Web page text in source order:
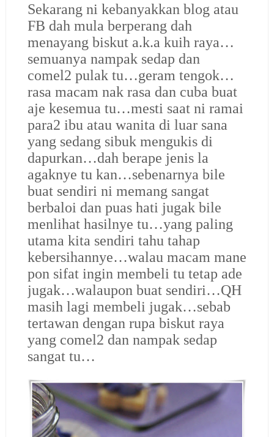
Sekarang ni kebanyakkan blog atau
FB dah mula berperang dah
menayang biskut a.k.a kuih raya…
semuanya nampak sedap dan
comel2 pulak tu…geram tengok…
rasa macam nak rasa dan cuba buat
aje kesemua tu…mesti saat ni ramai
para2 ibu atau wanita di luar sana
yang sedang sibuk mengukis di
dapurkan…dah berape jenis la
agaknye tu kan…sebenarnya bile
buat sendiri ni memang sangat
berbaloi dan puas hati jugak bile
menlihat hasilnye tu…yang paling
utama kita sendiri tahu tahap
kebersihannye…walau macam mane
pon sifat ingin membeli tu tetap ade
jugak…walaupon buat sendiri…QH
masih lagi membeli jugak…sebab
tertawan dengan rupa biskut raya
yang comel2 dan nampak sedap
sangat tu…